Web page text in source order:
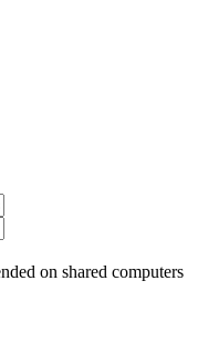
on shared computers